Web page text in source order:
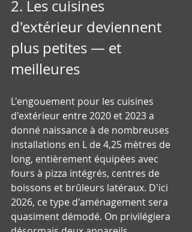
2. Les cuisines
d'extérieur deviennent
plus petites — et
meilleures
L'engouement pour les cuisines
d'extérieur entre 2020 et 2023 a
donné naissance à de nombreuses
installations en L de 4,25 mètres de
long, entièrement équipées avec
fours à pizza intégrés, centres de
boissons et brûleurs latéraux. D'ici
2026, ce type d'aménagement sera
quasiment démodé. On privilégiera